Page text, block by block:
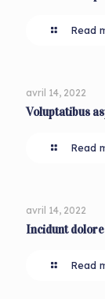
Read
avril 14, 2022
Voluptatibus
Read
avril 14, 2022
Incidunt
Read